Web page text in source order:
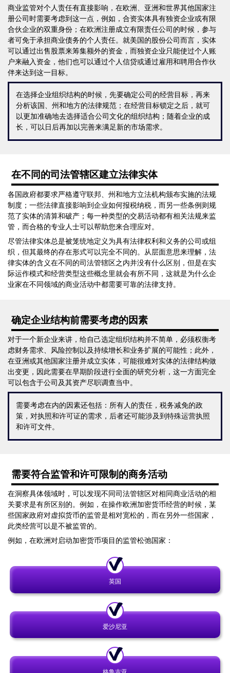
商业监管对个人责任有直接影响，在欧洲、亚洲和世界其他国家注
册公司时需要考虑到这一点，例如，合资实体具有独资企业或有限
合伙企业的双重身份；在欧洲注册成立有限责任公司的时候，参与
者可免于承担商业债务的个人责任。就美国的股份公司而言，实体
可以通过出售股票来筹集额外的资金，而独资企业只能使过个人账
户来融入资金，他们也可以通过个人信贷或通过雇用和聘用合作伙
伴来达到这一目标。
在选择企业组织结构的时候，先要确定公司的经营目标，再来
分析该国、州和地方的法律规范；在经营目标锁定之后，就可
以更加准确地去选择适合公司文化的组织结构；随着企业的成
长，可以日后再加以完善来满足新的市场需求。
在不同的司法管辖区建立法律实体
各国政府都要求严格遵守联邦、州和地方立法机构颁布实施的法规
制度；一些法律直接影响到企业如何报税纳税，而另一些条例则规
范了实体的清算和破产；每一种类型的交易活动都有相关法规来监
管，而合格的专业人士可以帮助您来合理应对。
尽管法律实体总是被笼统地定义为具有法律权利和义务的公司或组
织，但其最终的存在形式可以完全不同的。从层面意思来理解，法
律实体的含义在不同的司法管辖区之内并没有什么区别，但是在实
际运作模式和经营类型这些概念里就会有所不同，这就是为什么企
业家在不同领域的商业活动中都需要可靠的法律支持。
确定企业结构前需要考虑的因素
对于一个新企业来讲，给自己选定组织结构并不简单，必须权衡考
虑财务需求、风险控制以及持续增长和业务扩展的可能性；此外，
在亚洲或其他国家注册并成立实体，可能很难对实体的法律结构做
出变更，因此需要在早期阶段进行全面的研究分析，这一方面完全
可以包含于公司及其资产尽职调查当中。
需要考虑在内的因素还包括：所有人的责任，税务减免的政
策，对执照和许可证的需求，后者还可能涉及到特殊运营执照
和许可文件。
需要符合监管和许可限制的商务活动
在洞察具体领域时，可以发现不同司法管辖区对相同商业活动的相
关要求是有所区别的。例如，在操作欧洲加密货币经营的时候，某
些国家政府对虚拟货币的监管是相对宽松的，而在另外一些国家，
此类经营可以是不被监管的。
例如，在欧洲对启动加密货币项目的监管松弛国家：
英国
爱沙尼亚